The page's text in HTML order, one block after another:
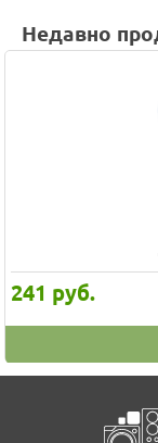
Недавно
241 руб.